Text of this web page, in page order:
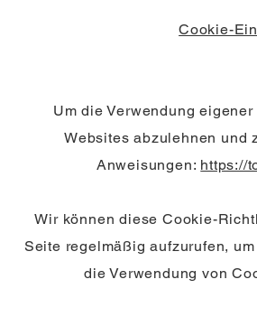
Cookie-
Um die Verwendung
Websites abzulehnen und
Anweisungen: https://
Wir können diese Cookie-
Seite regelmäßig aufzurufen,
die Verwendung von